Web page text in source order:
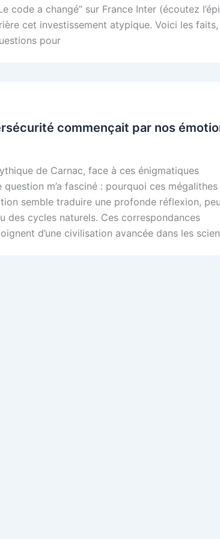
code a changé” sur France Inter (écoutez
cet investissement atypique. Voici les faits,
pour
commençait par nos
de Carnac, face à ces énigmatiques
question m’a fasciné : pourquoi ces
semble traduire une profonde réflexion,
des cycles naturels. Ces correspondances
d’une civilisation avancée dans les